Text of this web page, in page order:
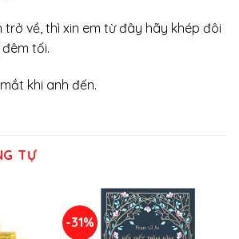
trở về, thì xin em từ đây hãy khép đôi
tối.
khi anh đến.
TỰ
-31%